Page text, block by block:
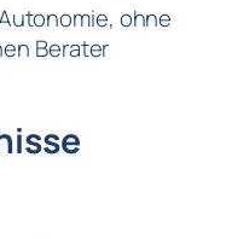
ohne
Berater